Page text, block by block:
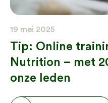
19 mei 2025
Tip: Online
Nutrition – met
onze leden